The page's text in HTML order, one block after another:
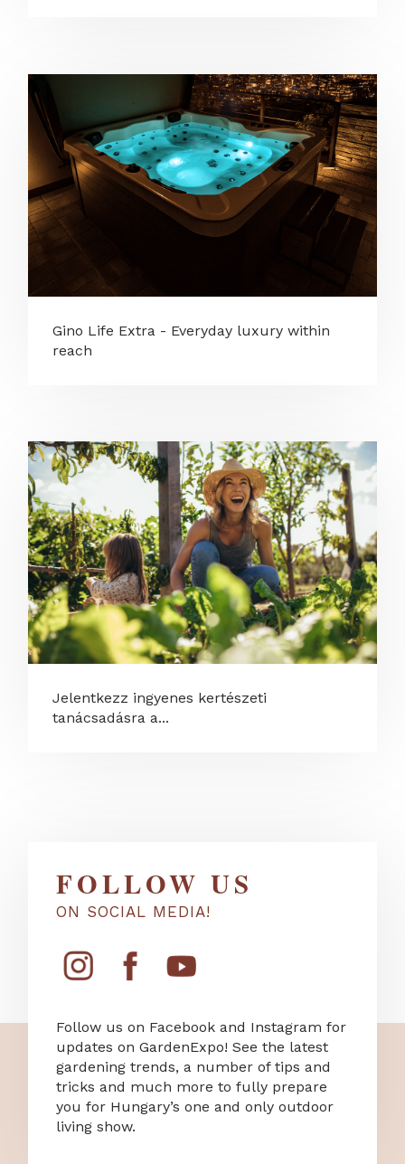
Gino Life Extra - Everyday luxury within
reach
Jelentkezz ingyenes kertészeti
tanácsadásra a...
FOLLOW US
ON SOCIAL MEDIA!
Follow us on Facebook and Instagram for
updates on GardenExpo! See the latest
gardening trends, a number of tips and
tricks and much more to fully prepare
you for Hungary’s one and only outdoor
living show.